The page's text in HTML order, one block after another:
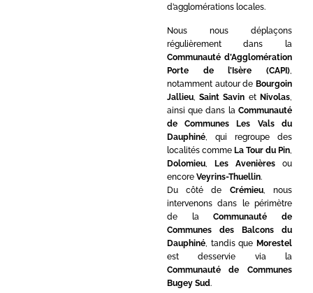
d’agglomérations locales.
Nous nous déplaçons
régulièrement dans la
Communauté d’Agglomération
Porte de l’Isère (CAPI)
notamment autour de Bourgoin
Jallieu,Saint Savin et Nivolas
ainsi que dans la Communauté
de Communes Les Vals du
Dauphiné, qui regroupe des
localités comme La Tour du Pin
Dolomieu, Les Avenièresou
encore Veyrins-Thuellin.
Du côté de Crémieu, nous
intervenons dans le périmètre
de laCommunauté de
Communes des Balcons du
Dauphiné, tandis que Morestel
est desservie via la
Communauté de Communes
Bugey Sud.